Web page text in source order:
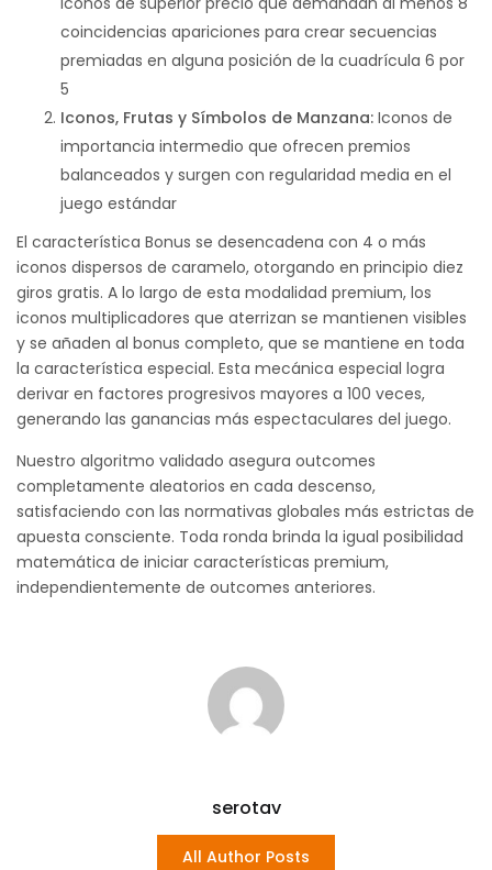
coincidencias apariciones para crear secuencias
premiadas en alguna posición de la cuadrícula 6 por
5
Iconos, Frutas y Símbolos de Manzana: Iconos de
importancia intermedio que ofrecen premios
balanceados y surgen con regularidad media en el
juego estándar
El característica Bonus se desencadena con 4 o más
iconos dispersos de caramelo, otorgando en principio diez
giros gratis. A lo largo de esta modalidad premium, los
iconos multiplicadores que aterrizan se mantienen visibles
y se añaden al bonus completo, que se mantiene en toda
la característica especial. Esta mecánica especial logra
derivar en factores progresivos mayores a 100 veces,
generando las ganancias más espectaculares del juego.
Nuestro algoritmo validado asegura outcomes
completamente aleatorios en cada descenso,
satisfaciendo con las normativas globales más estrictas de
apuesta consciente. Toda ronda brinda la igual posibilidad
matemática de iniciar características premium,
independientemente de outcomes anteriores.
serotav
All Author Posts